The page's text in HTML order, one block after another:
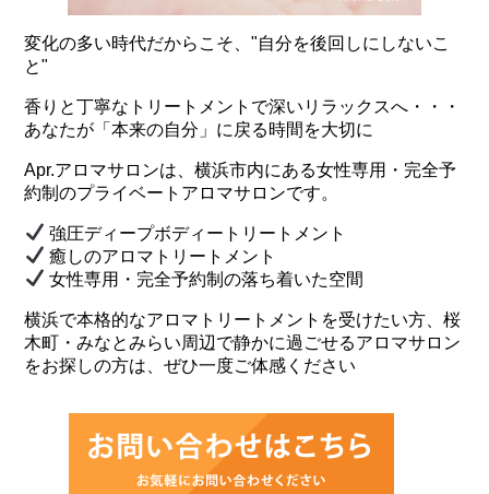
変化の多い時代だからこそ、"自分を後回しにしないこ
と"
香りと丁寧なトリートメントで深いリラックスへ・・・
あなたが「本来の自分」に戻る時間を大切に
Apr.アロマサロンは、横浜市内にある女性専用・完全予
約制のプライベートアロマサロンです。
強圧ディープボディートリートメント
癒しのアロマトリートメント
女性専用・完全予約制の落ち着いた空間
横浜で本格的なアロマトリートメントを受けたい方、桜
木町・みなとみらい周辺で静かに過ごせるアロマサロン
をお探しの方は、ぜひ一度ご体感ください